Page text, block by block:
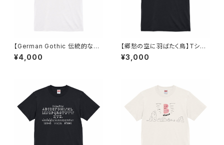
【German Gothic 伝統的な民
族色の強いフォント】Tシャツ ホ
ワイト ユニセックス
¥4,000
【郷愁の空に羽ばたく鳥】Tシャ
ツ ブラック ユニセックス
¥3,000